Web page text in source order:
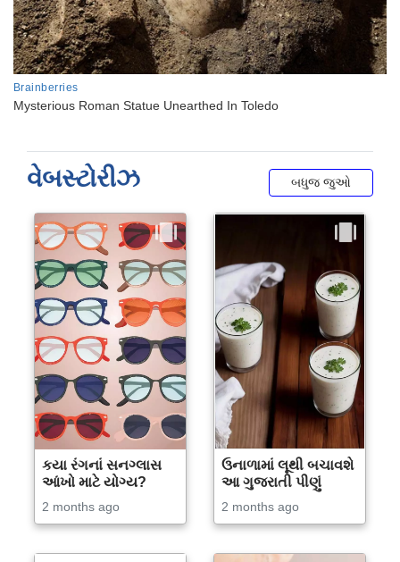
વેબસ્ટોરીઝ બધુજ જુઓ
કયા રંગનાં સનગ્લાસ
આંખો માટે યોગ્ય?
2 months ago
ઉનાળામાં લૂથી બચાવશે
આ ગુજરાતી પીણું
2 months ago